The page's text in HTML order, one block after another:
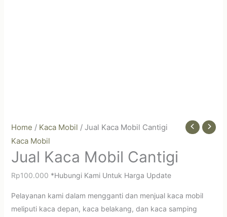
Home / Kaca Mobil / Jual Kaca Mobil Cantigi
Kaca Mobil
Jual Kaca Mobil Cantigi
Rp100.000 *Hubungi Kami Untuk Harga Update
Pelayanan kami dalam mengganti dan menjual kaca mobil
meliputi kaca depan, kaca belakang, dan kaca samping